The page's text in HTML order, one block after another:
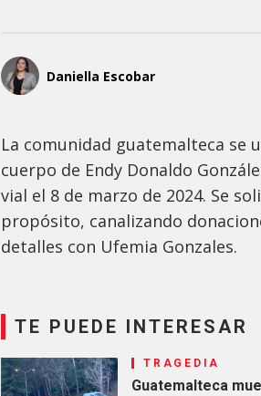
Daniella Escobar
La comunidad guatemalteca se
cuerpo de Endy Donaldo
vial el 8 de marzo de 2024. Se
propósito, canalizando
detalles con Ufemia Gonzales.
TE PUEDE INTERESAR
TRAGEDIA
Guatemalteca